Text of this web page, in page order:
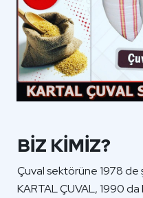
BİZ KİMİZ?
Çuval sektörüne 1978 de
KARTAL ÇUVAL, 1990